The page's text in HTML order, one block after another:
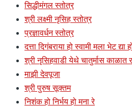
सिद्धीमंगल स्तोत्र
श्री लक्ष्मी नृसिह स्तोत्र
प्रज्ञावर्धन स्तोत्र
दत्ता दिगंबराया हो स्वामी मला भेट द्या
श्री नृसिहवाडी येथे चातुर्मास काळात
माझी देवपूजा
श्री पुरुष सूक्तम
निशंक हो निर्भय हो मना रे